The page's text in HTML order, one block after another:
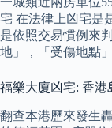
宅 在法律上凶宅是
是依照交易慣例來
地」，「受傷地點
福樂大廈凶宅: 香港
翻查本港歷來發生